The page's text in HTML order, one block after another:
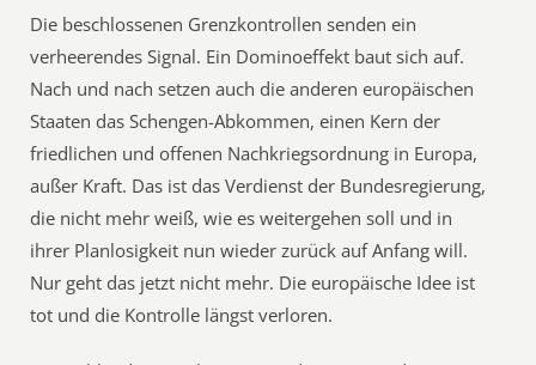
Die beschlossenen Grenzkontrollen senden ein
verheerendes Signal. Ein Dominoeffekt baut sich auf.
Nach und nach setzen auch die anderen europäischen
Staaten das Schengen-Abkommen, einen Kern der
friedlichen und offenen Nachkriegsordnung in Europa,
außer Kraft. Das ist das Verdienst der Bundesregierung,
die nicht mehr weiß, wie es weitergehen soll und in
ihrer Planlosigkeit nun wieder zurück auf Anfang will.
Nur geht das jetzt nicht mehr. Die europäische Idee ist
tot und die Kontrolle längst verloren.